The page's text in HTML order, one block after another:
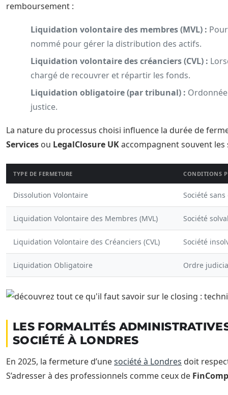
remboursement :
Liquidation volontaire des membres (MVL) :
nommé pour gérer la distribution des actifs.
Liquidation volontaire des créanciers (CVL) :
chargé de recouvrer et répartir les fonds.
Liquidation obligatoire (par tribunal) :
justice.
La nature du processus choisi influence la durée de
Services ou LegalClosure UKaccompagnent souvent
TYPE DE FERMETURE CONDITIONS
Dissolution Volontaire Société
Liquidation Volontaire des Membres (MVL) Société
Liquidation Volontaire des Créanciers (CVL) Société
Liquidation Obligatoire Ordre
LES FORMALITÉS
SOCIÉTÉ À LONDRES
En 2025, la fermeture d’unesociété à Londres doit
S’adresser à des professionnels comme ceux de